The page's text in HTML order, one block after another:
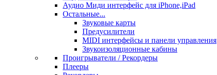
Аудио Миди интерфейс для iPhone,iPad
Остальные...
Звуковые карты
Предусилители
MIDI интерфейсы и панели управления
Звукоизоляционные кабины
Проигрыватели / Рекордеры
Плееры